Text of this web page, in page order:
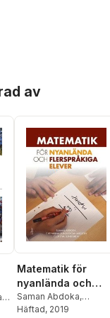
av
i
Matematik för
nyanlända och
flerspråkiga
Saman Abdoka,
Catharina Sundström
Häftad, 2019